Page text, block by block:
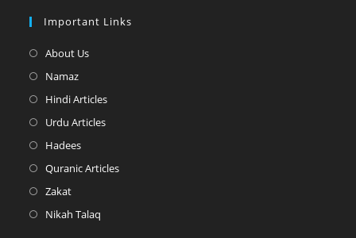
Important Links
About UsOpens
tab
NamazOpens
in
tab
Hindi ArticlesOpens
tab
Urdu ArticlesOpens
HadeesOpens
in
tab
Quranic ArticlesOpens
ZakatOpens
in
Nikah Talaq